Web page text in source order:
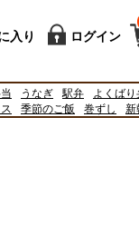
入り ログイン
うなぎ 駅弁 よくばり
季節のご飯 巻ずし
新